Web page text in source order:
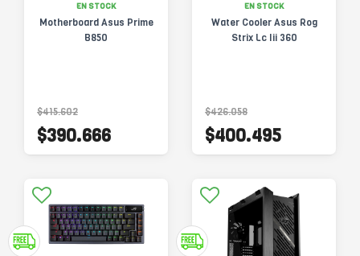
EN STOCK
Motherboard Asus Prime
B850
$415.602
$390.666
EN STOCK
Water Cooler Asus Rog
Strix Lc Iii 360
$426.058
$400.495